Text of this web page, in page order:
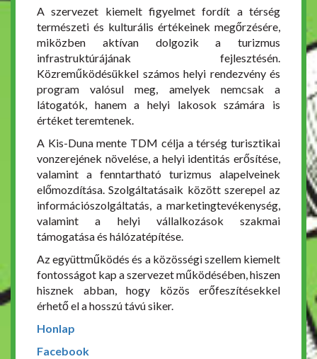
A szervezet kiemelt figyelmet fordít a térség
természeti és kulturális értékeinek megőrzésére,
miközben aktívan dolgozik a turizmus
infrastruktúrájának fejlesztésén.
Közreműködésükkel számos helyi rendezvény és
program valósul meg, amelyek nemcsak a
látogatók, hanem a helyi lakosok számára is
értéket teremtenek.
A Kis-Duna mente TDM célja a térség turisztikai
vonzerejének növelése, a helyi identitás erősítése,
valamint a fenntartható turizmus alapelveinek
előmozdítása. Szolgáltatásaik között szerepel az
információszolgáltatás, a marketingtevékenység,
valamint a helyi vállalkozások szakmai
támogatása és hálózatépítése.
Az együttműködés és a közösségi szellem kiemelt
fontosságot kap a szervezet működésében, hiszen
hisznek abban, hogy közös erőfeszítésekkel
érhető el a hosszú távú siker.
Honlap
Facebook